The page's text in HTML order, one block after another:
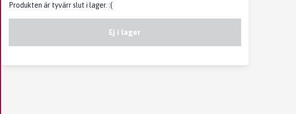
Produkten är tyvärr slut i lager. :(
Ej i lager